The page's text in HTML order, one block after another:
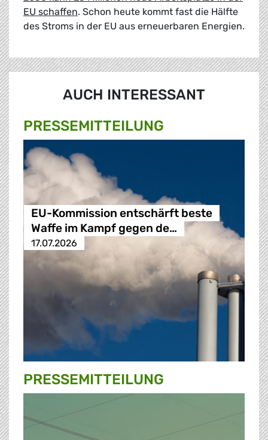
EU schaffen. Schon heute kommt fast die Hälfte
des Stroms in der EU aus erneuerbaren Energien.
AUCH INTERESSANT
PRESSE­MITTEILUNG
EU-Kommission entschärft beste
Waffe im Kampf gegen de…
17.07.2026
PRESSE­MITTEILUNG